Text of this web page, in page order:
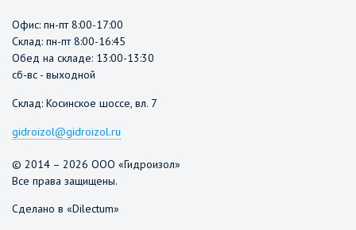
Офис: пн-пт 8:00-17:00
Склад: пн-пт 8:00-16:45
Обед на складе: 13:00-13:30
сб-вс - выходной
Склад: Косинское шоссе, вл. 7
gidroizol@gidroizol.ru
© 2014 – 2026 ООО «Гидроизол»
Все права защищены.
Сделано в «Dilectum»